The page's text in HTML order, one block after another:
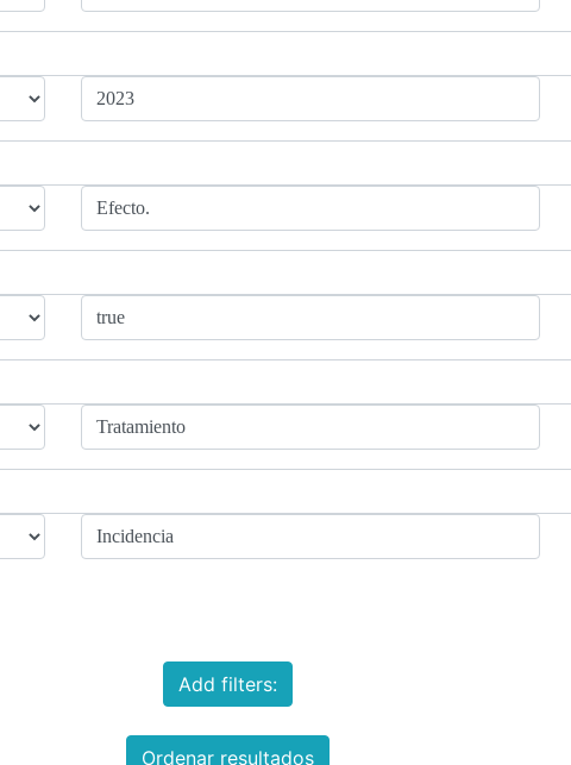
Add filters:
Ordenar resultados